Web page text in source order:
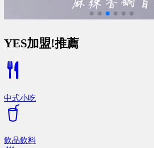
YES加盟!推薦
中式小吃
飲品飲料